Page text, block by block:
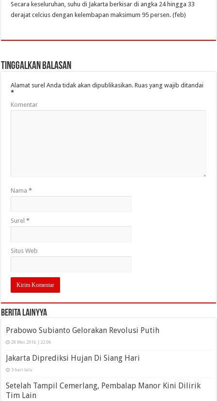
Secara keseluruhan, suhu di Jakarta berkisar di angka 24 hingga 33
derajat celcius dengan kelembapan maksimum 95 persen. (feb)
Tinggalkan Balasan
Alamat surel Anda tidak akan dipublikasikan. Ruas yang wajib ditandai
*
Komentar
Nama*
Surel*
Situs Web
Berita Lainyya
Prabowo Subianto Gelorakan Revolusi Putih
28 Mei, 2016 | 22:06
Jakarta Diprediksi Hujan Di Siang Hari
3 hari lalu
Setelah Tampil Cemerlang, Pembalap Manor Kini Dilirik
Tim Lain